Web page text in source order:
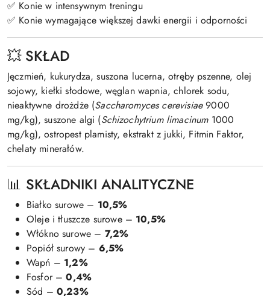
✅ Konie w intensywnym treningu
✅ Konie wymagające większej dawki energii i odporności
💥 SKŁAD
Jęczmień, kukurydza, suszona lucerna, otręby pszenne, olej
sojowy, kiełki słodowe, węglan wapnia, chlorek sodu,
nieaktywne drożdże (Saccharomyces cerevisiae9000
mg/kg), suszone algi (Schizochytrium limacinum1000
mg/kg), ostropest plamisty, ekstrakt z jukki, Fitmin Faktor,
chelaty minerałów.
📊 SKŁADNIKI ANALITYCZNE
Białko surowe – 10,5%
Oleje i tłuszcze surowe – 10,5%
Włókno surowe – 7,2%
Popiół surowy – 6,5%
Wapń – 1,2%
Fosfor –0,4%
Sód – 0,23%